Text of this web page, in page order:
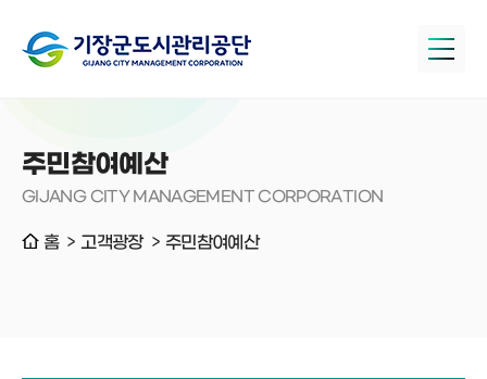
주민참여예산
GIJANG CITY MANAGEMENT CORPORATION
홈 고객광장 주민참여예산